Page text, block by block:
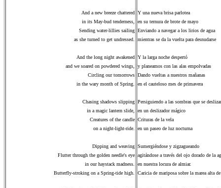
And a new breeze chattered
in its May-bud tenderness,
Sending water-lillies sailing
as she turned to get undressed.
And the long night awakened
and we soared on powdered wings,
Circling our tomorrows
in the wary month of Spring.
Chasing shadows slipping
in a magic lantern slide,
Creatures of the candle
on a night-light-ride.
Dipping and weaving
Flutter through the golden needle's eye
in our haystack madness.
Butterfly-stroking on a Spring-tide high.
Y una nueva brisa parlotea
en su ternura de brote de mayo
Enviando a navegar a los lirios de agua
mientras se da la vuelta para desnudarse
Y la larga noche despertó
y planeamos con las alas empolvadas
Dando vueltas a nuestros mañanas
en el cauteloso mes de primavera
Persiguiendo a las sombras que se
en un deslizador mágico
Crituras de la vela
en un paseo de luz nocturna
Sumergiéndose y zigzagueando
agitándose a través del ojo dorado de la
en nuestra locura de almiar.
Caricia de mariposa sobre la marea alta